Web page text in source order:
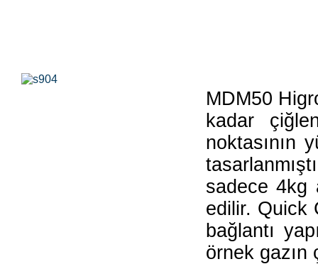
MDM50
kadar
noktasının
sadece 4kg
edilir. Quick
bağlantı
örnek gazın